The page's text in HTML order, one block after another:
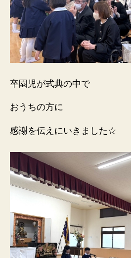
卒園児が式典の中で
おうちの方に
感謝を伝えにいきました☆